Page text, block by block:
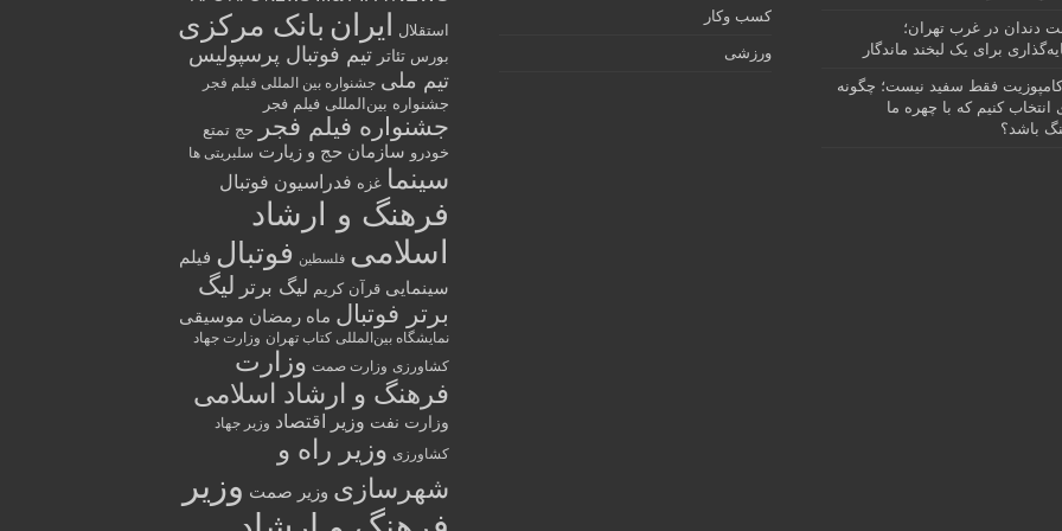
دندان در غرب تهران؛
برای یک لبخند ماندگار
فقط سفید نیست؛ چگونه
انتخاب کنیم که با چهره ما
باشد؟
کسب وکار
ورزشی
استقلال ایران بانک مرکزی
بورس تئاتر تیم فوتبال پرسپولیس
تیم ملی جشنواره بین المللی فیلم فجر
جشنواره بین‌المللی فیلم فجر
جشنواره فیلم فجر
حج تمتع
خودرو سازمان حج و زیارت سلبریتی ها
سینما غزه فدراسیون فوتبال
فرهنگ و ارشاد
اسلامی فلسطین فوتبال فیلم
سینمایی قرآن کریم لیگ برتر لیگ
برتر فوتبال ماه رمضان موسیقی
نمایشگاه بین‌المللی کتاب تهران وزارت جهاد
کشاورزی وزارت صمت وزارت
فرهنگ و ارشاد اسلامی
وزارت نفت وزیر اقتصاد وزیر جهاد
کشاورزی وزیر راه و
شهرسازی وزیر صمت وزیر